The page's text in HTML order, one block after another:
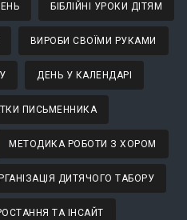
БІБЛІЙНІ УРОКИ ДІТЯМ
ВИРОБИ СВОЇМИ РУКАМИ
ДЕНЬ У КАЛЕНДАРІ
ПИСЬМЕННИКА
МЕТОДИКА РОБОТИ З ХОРОМ
ДИТЯЧОГО ТАБОРУ
ТА ІНСАЙТ